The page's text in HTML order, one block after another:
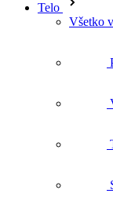
Telo
Všetko